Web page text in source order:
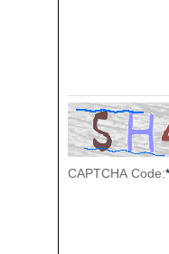
CAPTCHA Code:*